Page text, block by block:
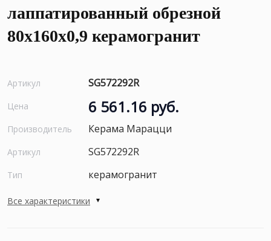
лаппатированный обрезной
80x160x0,9 керамогранит
Артикул SG572292R
Цена 6 561.16 руб.
Производитель Керама Марацци
Артикул SG572292R
Тип керамогранит
Все характеристики